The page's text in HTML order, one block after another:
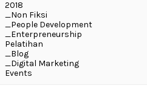
2018
_Non Fiksi
_People Development
_Enterpreneurship
Pelatihan
_Blog
_Digital Marketing
Events